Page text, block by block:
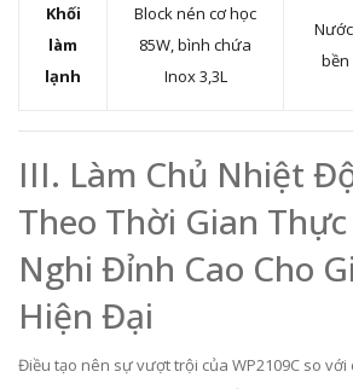
Khối
làm
lạnh
Block nén cơ học
85W, bình chứa
Inox 3,3L
bền
III. Làm Chủ Nhiệt
Theo Thời Gian
Nghi Đỉnh Cao Cho
Hiện Đại
Điều tạo nên sự vượt trội của WP2109C so với